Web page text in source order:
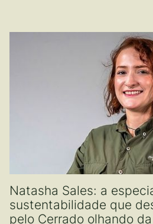
Natasha Sales: a
sustentabilidade que
pelo Cerrado olhando